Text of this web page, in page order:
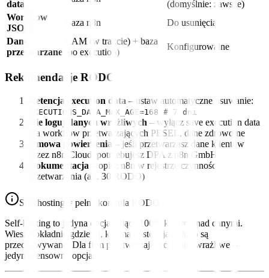
data
(domyślnie: zawsze)
Workflow
JSON
Baza n8n
Do usunięcia
Dane
przetwarzane
RAM (w trakcie) + baza
(po execution)
Konfigurowalne
Rekomendacje RODO
Retencja execution data – ustaw automatyczne usuwanie:
EXECUTIONS_DATA_MAX_AGE=168 # 7 dni
Nie loguj danych wrażliwych – wyłącz save execution data
dla workflow przetwarzających PESEL, dane zdrowotne
Umowa powierzenia
– jeśli przetwarzasz dane klientów
przez n8n Cloud, potrzebujesz DPA z n8n GmbH
Dokumentacja – opisz n8n w rejestrze czynności
przetwarzania (art. 30 RODO)
Self-hosting = pełna kontrola RODO
Self-hosting to jedyna opcja dająca 100% kontroli nad danymi.
Wiesz dokładnie gdzie są, kto ma dostęp, jak długo są
przechowywane. Dla firm przetwarzających dane wrażliwe –
jedyna sensowna opcja.